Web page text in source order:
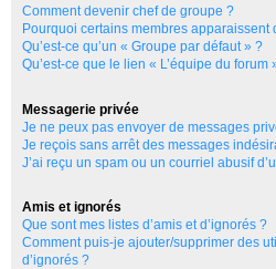
Comment devenir chef de groupe ?
Pourquoi certains membres
Qu’est-ce qu’un « Groupe par défaut » ?
Qu’est-ce que le lien « L’équipe du forum
Messagerie privée
Je ne peux pas envoyer de messages
Je reçois sans arrêt des messages
J’ai reçu un spam ou un courriel abusif
Amis et ignorés
Que sont mes listes d’amis et d’ignorés ?
Comment puis-je ajouter/supprimer des
d’ignorés ?